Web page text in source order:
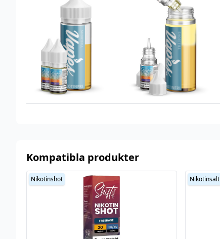
Tillverkare
Typ
Utrymme för
nikotinshots
10 ml (1 st)
Smakprofil Ananas,Mango,Svarta vinbär
Kompatibla produkter
Nikotinshot Nikotinsalt